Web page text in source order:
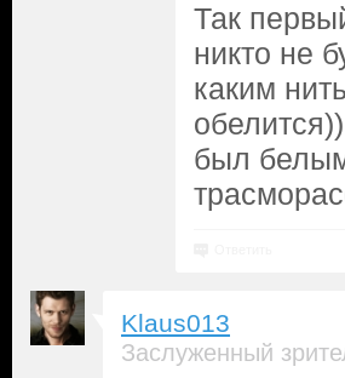
Так
никто не
каким
был
Klaus013
Заслуженный